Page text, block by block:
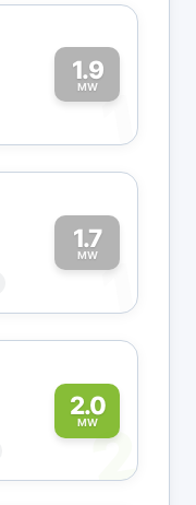
1.9
MW1
1.7
MW1
2.0
MW2